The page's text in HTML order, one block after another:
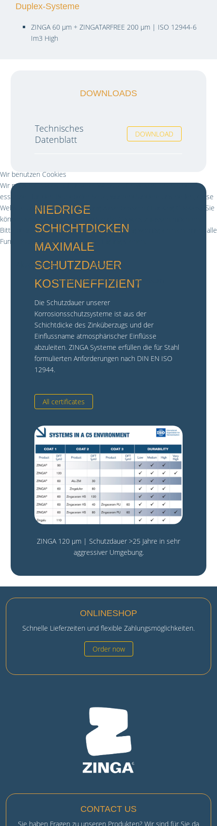
Duplex-Systeme
ZINGA 60 µm + ZINGATARFREE 200 µm | ISO 12944-6
Im3 High
DOWNLOADS
Technisches
Datenblatt
DOWNLOAD
NIEDRIGE
SCHICHTDICKEN
MAXIMALE
SCHUTZDAUER
KOSTENEFFIZIENT
Die Schutzdauer unserer
Korrosionsschutzsysteme ist aus der
Schichtdicke des Zinküberzugs und der
Einflussname atmosphärischer Einflüsse
abzuleiten. ZINGA Systeme erfüllen die für Stahl
formulierten Anforderungen nach DIN EN ISO
12944.
All certificates
ZINGA 120 µm | Schutzdauer >25 Jahre in sehr
aggressiver Umgebung.
ONLINESHOP
Schnelle Lieferzeiten und flexible Zahlungsmöglichkeiten.
Order now
CONTACT US
Sie haben Fragen zu unseren Produkten? Wir sind für Sie da
Wir benutzen Cookies
Wir nutzen Cookies auf unserer Website. Einige von ihnen sind
essenziell für den Betrieb der Seite, während andere uns helfen, diese
Website und die Nutzererfahrung zu verbessern (Tracking Cookies). Sie
können selbst entscheiden, ob Sie die Cookies zulassen möchten.
Bitte beachten Sie, dass bei einer Ablehnung womöglich nicht mehr alle
Funktionalitäten der Seite zur Verfügung stehen.
Akzeptieren Ablehnen
Weitere Informationen|Impressum